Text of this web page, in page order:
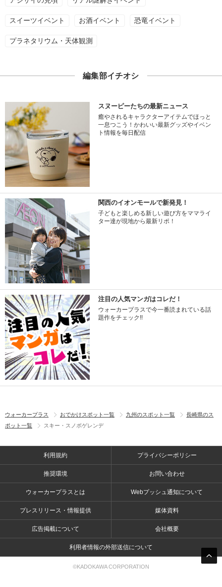
スイーツイベント お酒イベント 恐竜イベント
プラネタリウム・天体観測
編集部イチオシ
スヌーピーたちの最新ニュース
癒やされるキャラクターアイテムでほっと
一息つこう！かわいい最新グッズやイベン
ト情報を毎日配信
関西のイオンモールで新発見！
子どもと楽しめる新しい遊び方をママライ
ター達が現地から最新リポ！
注目の人気マンガはコレだ！
ウォーカープラスで今一番読まれている話
題作をチェック!!
ウォーカープラス おでかけスポット一覧 九州のスポット一覧
長崎県のス
ポット一覧
スキー・スノボゲレンデ
利用規約 プライバシーポリシー
推奨環境 お問い合わせ
ウォーカープラスとは Webプッシュ通知について
プレスリリース・情報提供 媒体資料
広告掲載について 会社概要
利用者情報の外部送信について
©KADOKAWA CORPORATION